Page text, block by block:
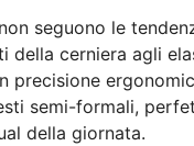
seguono le
della cerniera agli
precisione
semi-formali,
della giornata.